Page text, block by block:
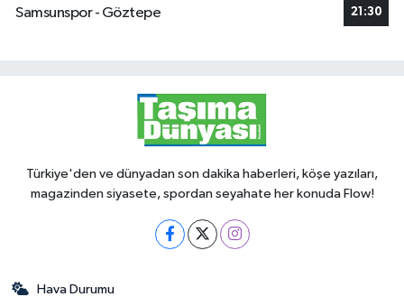
Samsunspor - Göztepe
21:30
Türkiye'den ve dünyadan son dakika haberleri, köşe yazıları,
magazinden siyasete, spordan seyahate her konuda Flow!
Hava Durumu